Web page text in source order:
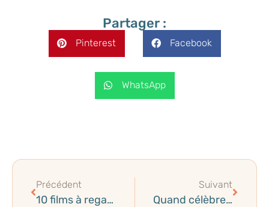
Partager :
Pinterest Facebook
WhatsApp
Précédent
10 films à regarder en amoureux pour la Saint Valentin
Suivant
Quand célèbre-t-on la Fête des Mères et la Fête des Pères dans le monde ?